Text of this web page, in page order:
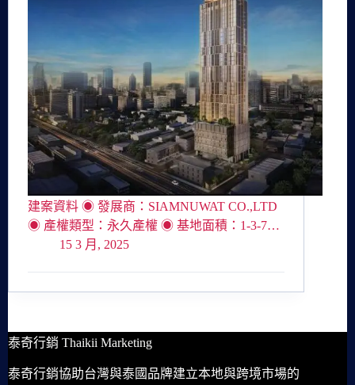
建案資料 ◉ 發展商：SIAMNUWAT CO.,LTD
◉ 產權類型：永久產權 ◉ 基地面積：1-3-7…
15 3 月, 2025
泰奇行銷 Thaikii Marketing
泰奇行銷協助台灣與泰國品牌建立本地與跨境市場的